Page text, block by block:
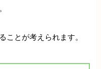
ことが考えられます。